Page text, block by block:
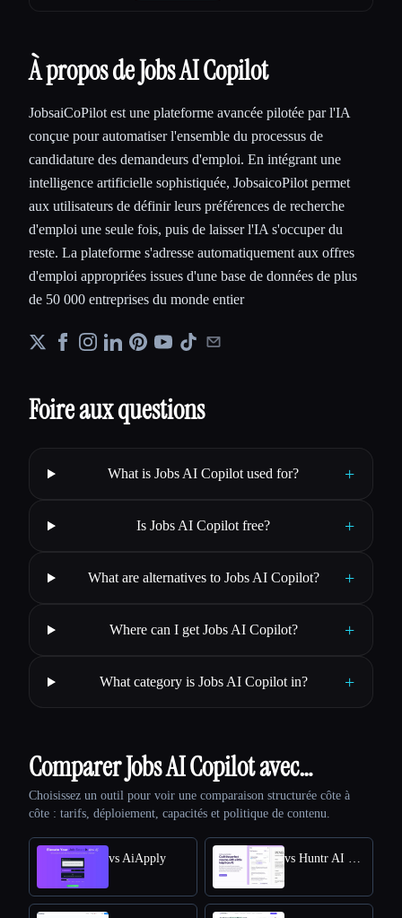
À propos de Jobs AI Copilot
JobsaiCoPilot est une plateforme avancée pilotée par l'IA
conçue pour automatiser l'ensemble du processus de
candidature des demandeurs d'emploi. En intégrant une
intelligence artificielle sophistiquée, JobsaicoPilot permet
aux utilisateurs de définir leurs préférences de recherche
d'emploi une seule fois, puis de laisser l'IA s'occuper du
reste. La plateforme s'adresse automatiquement aux offres
d'emploi appropriées issues d'une base de données de plus
de 50 000 entreprises du monde entier
Foire aux questions
What is Jobs AI Copilot used for? +
Is Jobs AI Copilot free? +
What are alternatives to Jobs AI Copilot? +
Where can I get Jobs AI Copilot? +
What category is Jobs AI Copilot in? +
Comparer Jobs AI Copilot avec…
Choisissez un outil pour voir une comparaison structurée côte à
côte : tarifs, déploiement, capacités et politique de contenu.
vs AiApply vs Huntr AI Resume Builder